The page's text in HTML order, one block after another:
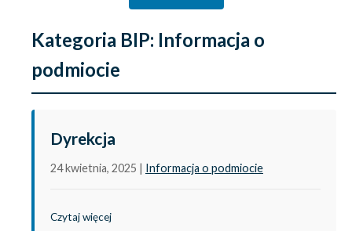
Kategoria BIP: Informacja o
podmiocie
Dyrekcja
24 kwietnia, 2025 | Informacja o podmiocie
Czytaj więcej